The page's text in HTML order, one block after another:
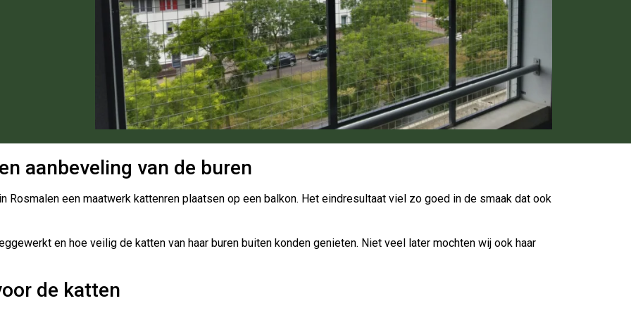
aanbeveling van de buren
Rosmalen een maatwerk kattenren plaatsen op een balkon. Het eindresultaat viel zo goed in de smaak dat ook
en hoe veilig de katten van haar buren buiten konden genieten. Niet veel later mochten wij ook haar
de katten